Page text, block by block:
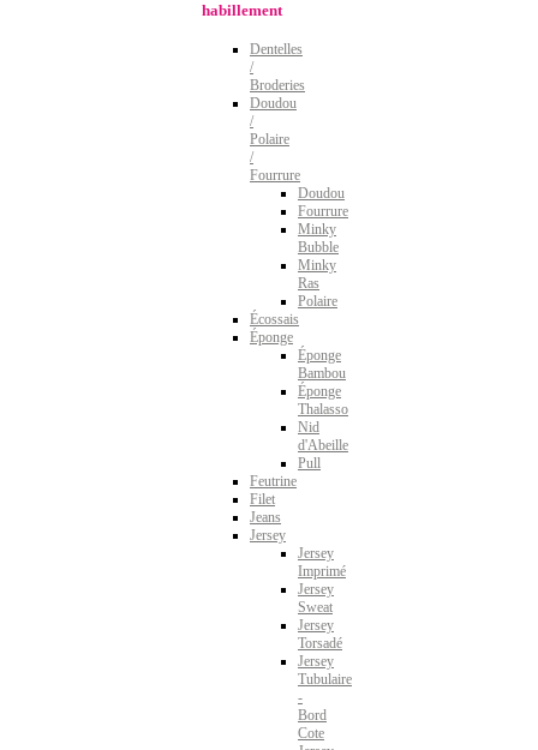
habillement
Dentelles
/
Broderies
Doudou
/
Polaire
/
Fourrure
Doudou
Fourrure
Minky
Bubble
Minky
Ras
Polaire
Écossais
Éponge
Éponge
Bambou
Éponge
Thalasso
Nid
d'Abeille
Pull
Feutrine
Filet
Jeans
Jersey
Jersey
Imprimé
Jersey
Sweat
Jersey
Torsadé
Jersey
Tubulaire
-
Bord
Cote